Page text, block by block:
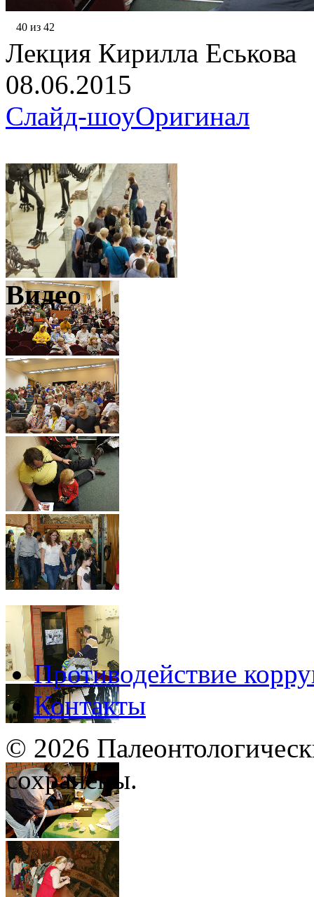
40 из 42
Лекция Кирилла Еськова
08.06.2015
Слайд-шоуОригинал
Видео
Противодействие
Контакты
© 2026
сохранены.